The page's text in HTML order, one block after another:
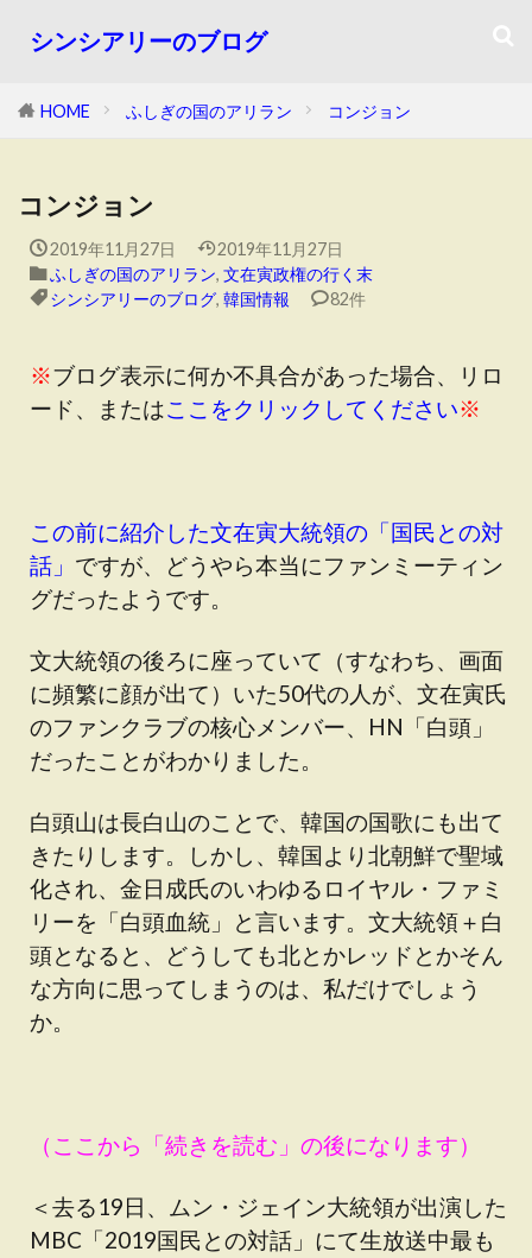
シンシアリーのブログ
HOME ふしぎの国のアリラン コンジョン
コンジョン
2019年11月27日
2019年11月27日
ふしぎの国のアリラン, 文在寅政権の行く末
シンシアリーのブログ, 韓国情報 82件
※ブログ表示に何か不具合があった場合、リロ
ード、またはここをクリックしてください※
この前に紹介した文在寅大統領の「国民との対
話」 ですが、どうやら本当にファンミーティン
グだったようです。
文大統領の後ろに座っていて（すなわち、画面
に頻繁に顔が出て）いた50代の人が、文在寅氏
のファンクラブの核心メンバー、HN「白頭」
だったことがわかりました。
白頭山は長白山のことで、韓国の国歌にも出て
きたりします。しかし、韓国より北朝鮮で聖域
化され、金日成氏のいわゆるロイヤル・ファミ
リーを「白頭血統」と言います。文大統領＋白
頭となると、どうしても北とかレッドとかそん
な方向に思ってしまうのは、私だけでしょう
か。
（ここから「続きを読む」の後になります）
＜去る19日、ムン・ジェイン大統領が出演した
MBC「2019国民との対話」にて生放送中最も